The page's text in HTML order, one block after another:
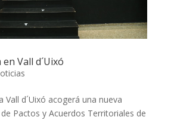
Vall d´Uixó
Vall d´Uixó acogerá una nueva
Pactos y Acuerdos Territoriales de